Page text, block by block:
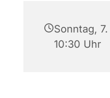
Sonntag,
10:30 Uhr